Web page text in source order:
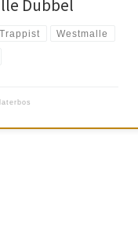
Dubbel
Trappist Westmalle